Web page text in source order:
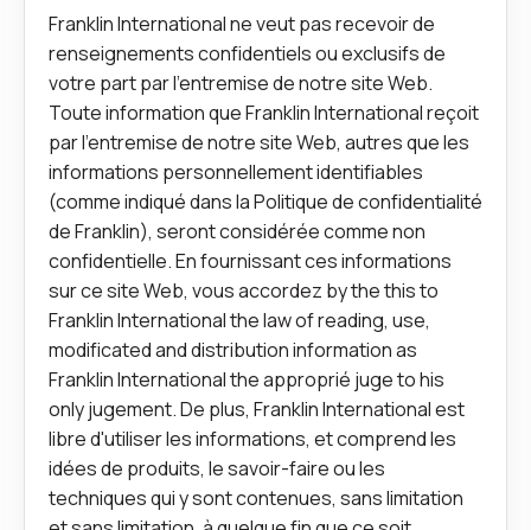
Franklin International ne veut pas recevoir de
renseignements confidentiels ou exclusifs de
votre part par l'entremise de notre site Web.
Toute information que Franklin International reçoit
par l'entremise de notre site Web, autres que les
informations personnellement identifiables
(comme indiqué dans la Politique de confidentialité
de Franklin), seront considérée comme non
confidentielle. En fournissant ces informations
sur ce site Web, vous accordez by the this to
Franklin International the law of reading, use,
modificated and distribution information as
Franklin International the approprié juge to his
only jugement. De plus, Franklin International est
libre d'utiliser les informations, et comprend les
idées de produits, le savoir-faire ou les
techniques qui y sont contenues, sans limitation